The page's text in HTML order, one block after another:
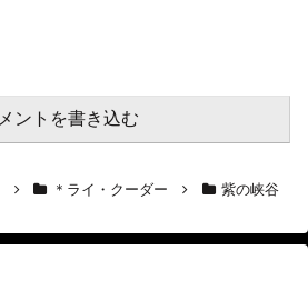
ントを書き込む
＊ライ・クーダー 紫の峡谷